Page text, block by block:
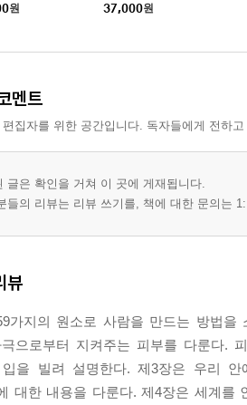
원 37,000원
멘트
집자를 위한 공간입니다. 독자들에게 전하
글은 확인을 거쳐 이 곳에 게재됩니다.
들의 리뷰는 리뷰 쓰기를, 책에 대한 문의는
뷰
가지의 원소로 사람을 만드는 방법
으로부터 지켜주는 피부를 다룬다.
입을 빌려 설명한다. 제3장은 우리
대한 내용을 다룬다. 제4장은 세계를